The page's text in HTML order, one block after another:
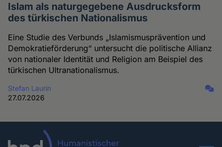
Islam als naturgegebene Ausdrucksform
des türkischen Nationalismus
Eine Studie des Verbunds „Islamismusprävention und
Demokratieförderung“ untersucht die politische Allianz
von nationaler Identität und Religion am Beispiel des
türkischen Ultranationalismus.
Stefan Laurin
27.07.2026